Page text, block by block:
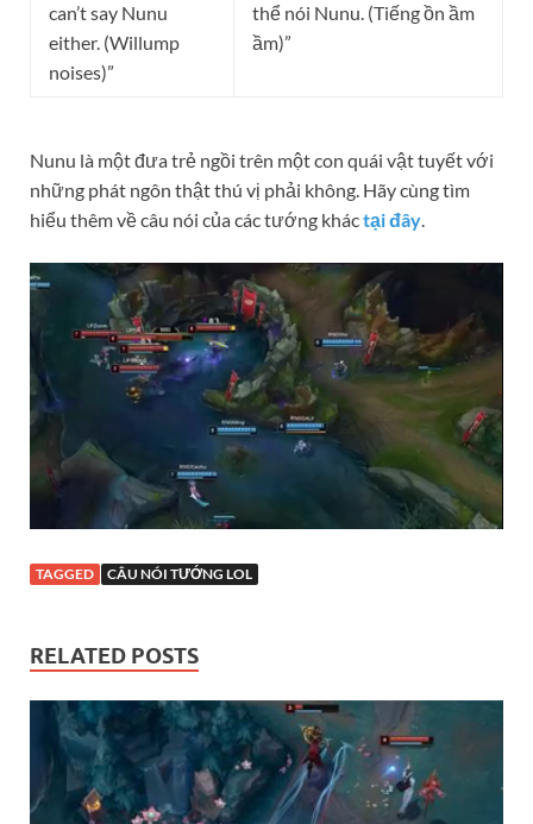
can’t say Nunu
either. (Willump
noises)”
thể nói Nunu. (Tiếng ồn ầm
ầm)”
Nunu là một đưa trẻ ngồi trên một con quái vật tuyết với
những phát ngôn thật thú vị phải không. Hãy cùng tìm
hiểu thêm về câu nói của các tướng kháctại đây.
TAGGED CÂU NÓI TƯỚNG LOL
RELATED POSTS